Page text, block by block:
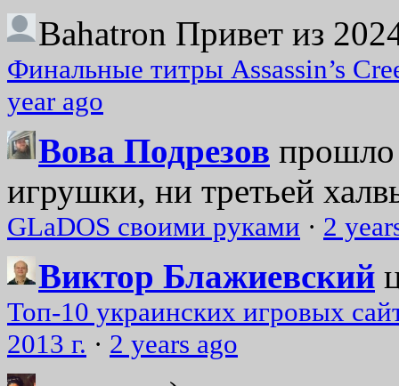
Bahatron Привет из
Финальные титры Assassin’s
year ago
Вова Подрезов прошло
игрушки, ни третьей
GLaDOS своими руками · 2
Виктор Блажиевский
Топ-10 украинских игровых
2013 г. · 2 years ago